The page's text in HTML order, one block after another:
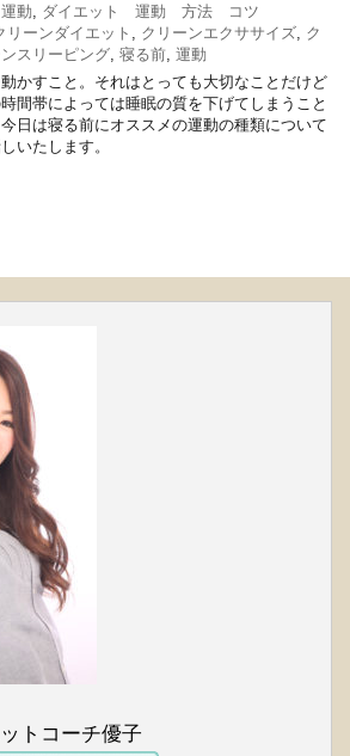
動, ダイエット 運動 方法 コツ
リーンダイエット , クリーンエクササイズ, ク
ンスリーピング, 寝る前, 運動
かすこと。それはとっても大切なことだけど
間帯によっては睡眠の質を下げてしまうこと
今日は寝る前にオススメの運動の種類について
いたします。
トコーチ優子